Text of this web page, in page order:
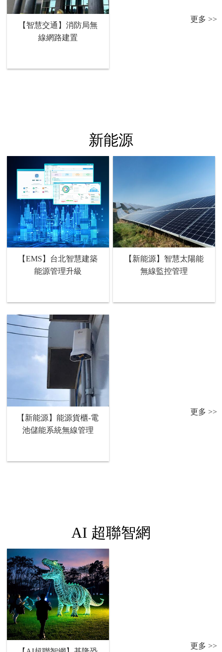
【智慧交通】消防局無
線網路建置
更多 >>
新能源
【EMS】台北智慧建築
能源管理升級
【新能源】智慧太陽能
無線監控管理
【新能源】能源貨櫃-電
池儲能系統無線管理
更多 >>
AI 超聯智網
更多 >>